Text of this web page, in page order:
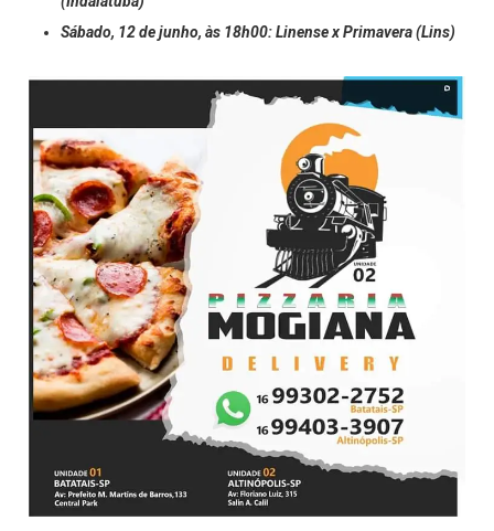
(Indaiatuba)
Sábado, 12 de junho, às 18h00: Linense x Primavera (Lins)